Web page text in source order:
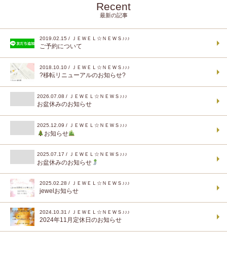
Recent
最新の記事
2019.02.15 / ＪＥＷＥＬ☆ＮＥＷＳ♪♪♪
ご予約について
2018.10.10 / ＪＥＷＥＬ☆ＮＥＷＳ♪♪♪
?移転リニューアルのお知らせ?
2026.07.08 / ＪＥＷＥＬ☆ＮＥＷＳ♪♪♪
お盆休みのお知らせ
2025.12.09 / ＪＥＷＥＬ☆ＮＥＷＳ♪♪♪
お知らせ
2025.07.17 / ＪＥＷＥＬ☆ＮＥＷＳ♪♪♪
お盆休みのお知らせ
2025.02.28 / ＪＥＷＥＬ☆ＮＥＷＳ♪♪♪
jewelお知らせ
2024.10.31 / ＪＥＷＥＬ☆ＮＥＷＳ♪♪♪
2024年11月定休日のお知らせ